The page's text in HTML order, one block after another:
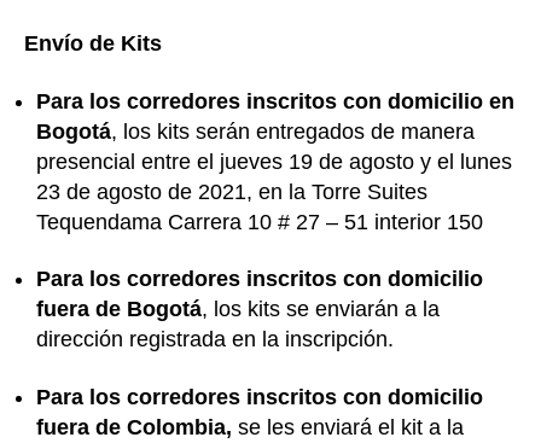
Envío de Kits
Para los corredores inscritos con domicilio en
Bogotá, los kits serán entregados de manera
presencial entre el jueves 19 de agosto y el lunes
23 de agosto de 2021, en la Torre Suites
Tequendama Carrera 10 # 27 – 51 interior 150
Para los corredores inscritos con domicilio
fuera de Bogotá, los kits se enviarán a la
dirección registrada en la inscripción.
Para los corredores inscritos con domicilio
fuera de Colombia, se les enviará el kit a la